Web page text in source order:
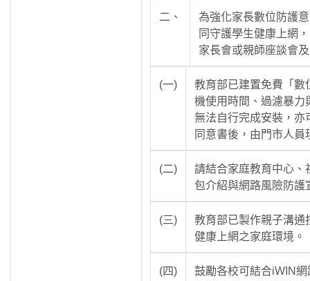
二、
為強化家長數位防護
同守護學生健康上網
家長會或親師座談會
(一)
教育部已建置免費「數
機使用時間、過濾暴力
無法自行完成安裝，亦
同意書後，由門市人
(二)
請結合家庭教育中心、
包介紹與網路風險防護
(三)
教育部已製作親子溝通
健康上網之家庭環境。
(四)
鼓勵各校可結合iWIN